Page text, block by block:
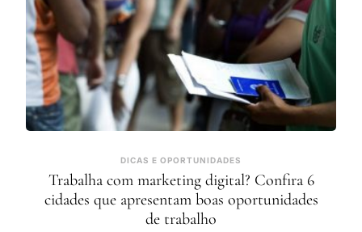
DICAS E OPORTUNIDADES
Trabalha com marketing digital? Confira 6
cidades que apresentam boas oportunidades
de trabalho